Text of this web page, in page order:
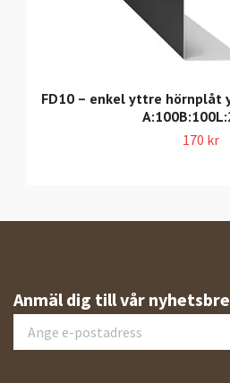
FD10 – enkel yttre
170 kr
Anmäl dig till vår